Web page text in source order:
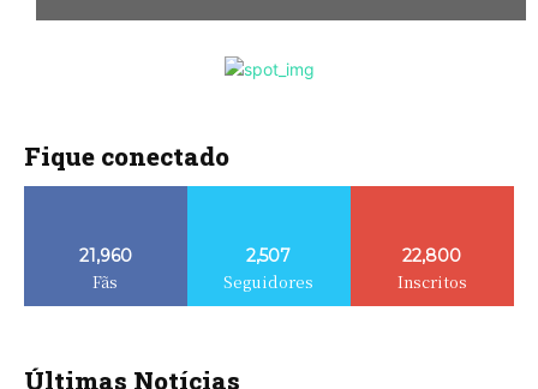
Fique conectado
21,960
Fãs
2,507
Seguidores
22,800
Inscritos
Últimas Notícias